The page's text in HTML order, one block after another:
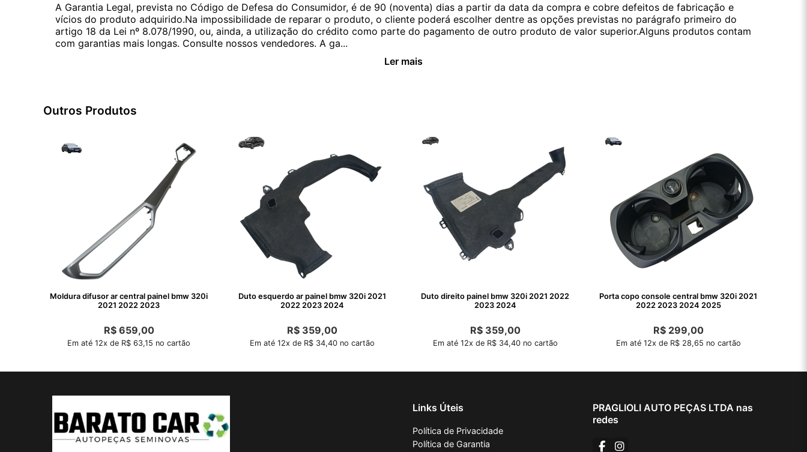
A Garantia Legal, prevista no Código de Defesa do Consumidor, é de 90 (noventa) dias a partir da data da compra e cobre defeitos de fabricação e
vícios do produto adquirido.Na impossibilidade de reparar o produto, o cliente poderá escolher dentre as opções previstas no parágrafo primeiro do
artigo 18 da Lei nº 8.078/1990, ou, ainda, a utilização do crédito como parte do pagamento de outro produto de valor superior.Alguns produtos contam
com garantias mais longas. Consulte nossos vendedores. A ga...
Ler mais
Outros Produtos
Moldura difusor ar central painel bmw 320i
2021 2022 2023
R$659,00
Em até 12x de R$ 63,15 no cartão
Duto esquerdo ar painel bmw 320i 2021
2022 2023 2024
R$359,00
Em até 12x de R$ 34,40 no cartão
Duto direito painel bmw 320i 2021 2022
2023 2024
R$359,00
Em até 12x de R$ 34,40 no cartão
Porta copo console central bmw 320i 2021
2022 2023 2024 2025
R$299,00
Em até 12x de R$ 28,65 no cartão
Links Úteis
Política de Privacidade
Política de Garantia
PRAGLIOLI AUTO PEÇAS LTDA nas
redes